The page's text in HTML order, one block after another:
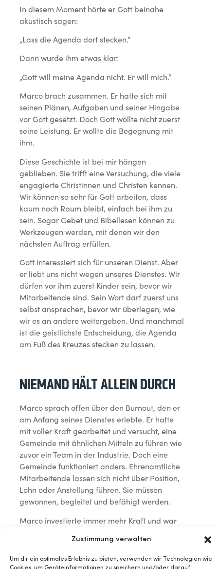
Zustimmung verwalten
Um dir ein optimales Erlebnis zu bieten, verwenden wir Technologien wie
In diesem Moment hörte er Gott beinahe
akustisch sagen:
„Lass die Agenda dort stecken.“
Dann wurde ihm etwas klar:
„Gott will meine Agenda nicht. Er will mich.“
Marco brach zusammen. Er hatte sich mit
seinen Plänen, Aufgaben und seiner Hingabe
vor Gott gesetzt. Doch Gott wollte nicht zuerst
seine Leistung. Er wollte die Begegnung mit
ihm.
Diese Geschichte ist bei mir hängen
geblieben. Sie trifft eine Versuchung, die viele
engagierte Christinnen und Christen kennen.
Wir können so sehr für Gott arbeiten, dass
kaum noch Raum bleibt, einfach bei ihm zu
sein. Sogar Gebet und Bibellesen können zu
Werkzeugen werden, mit denen wir den
nächsten Auftrag erfüllen.
Gott interessiert sich für unseren Dienst. Aber
er liebt uns nicht wegen unseres Dienstes. Wir
dürfen vor ihm zuerst Kinder sein, bevor wir
Mitarbeitende sind. Sein Wort darf zuerst uns
selbst ansprechen, bevor wir überlegen, wie
wir es an andere weitergeben. Und manchmal
ist die geistlichste Entscheidung, die Agenda
am Fuß des Kreuzes stecken zu lassen.
NIEMAND HÄLT ALLEIN DURCH
Marco sprach offen über den Burnout, den er
am Anfang seines Dienstes erlebte. Er hatte
mit voller Kraft gearbeitet und versucht, eine
Gemeinde mit ähnlichen Mitteln zu führen wie
zuvor ein Team in der Industrie. Doch eine
Gemeinde funktioniert anders. Ehrenamtliche
Mitarbeitende lassen sich nicht über Position,
Lohn oder Anstellung führen. Sie müssen
gewonnen, begleitet und befähigt werden.
Marco investierte immer mehr Kraft und war
er zeitweise nicht einmal mehr beten. Andere
übernahmen das für ihn. Freunde sprachen